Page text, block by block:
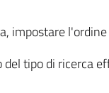
impostare
del tipo di ricerca